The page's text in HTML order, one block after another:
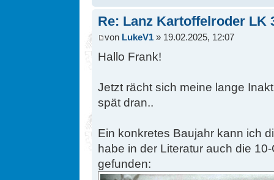
Re: Lanz Kartoffelroder LK
von LukeV1 » 19.02.2025, 12:07
Hallo Frank!
Jetzt rächt sich meine lange
spät dran..
Ein konkretes Baujahr kann ich
habe in der Literatur auch die
gefunden: